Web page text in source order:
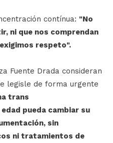
contínua: "No
ni que nos comprendan
respeto".
Fuente Drada consideran
legisle de forma urgente
trans
pueda cambiar su
sin
ni tratamientos de